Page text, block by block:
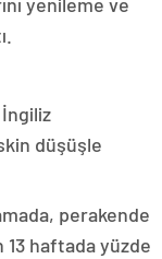
düşüşle
perakende
haftada yüzde